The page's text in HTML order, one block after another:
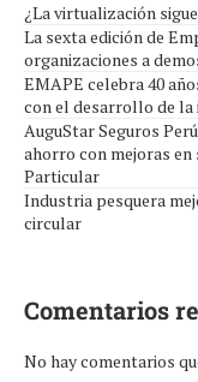
¿La virtualización
La sexta edición de
organizaciones a
EMAPE celebra 40
con el desarrollo de
AuguStar Seguros
ahorro con mejoras
Particular
Industria pesquera
circular
Comentarios
No hay comentarios